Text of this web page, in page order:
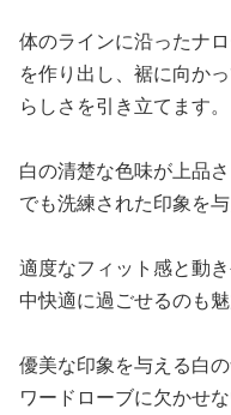
体のラインに沿ったナ
を作り出し、裾に向か
らしさを引き立てます。
白の清楚な色味が上品
でも洗練された印象を与
適度なフィット感と動
中快適に過ごせるのも魅
優美な印象を与える白
ワードローブに欠かせな